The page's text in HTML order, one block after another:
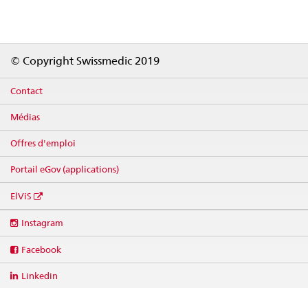
© Copyright Swissmedic 2019
Contact
Médias
Offres d'emploi
Portail eGov (applications)
ElViS
media
Instagram
Facebook
Linkedin